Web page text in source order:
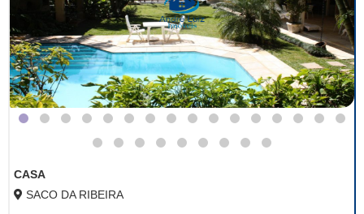
CASA
SACO DA RIBEIRA